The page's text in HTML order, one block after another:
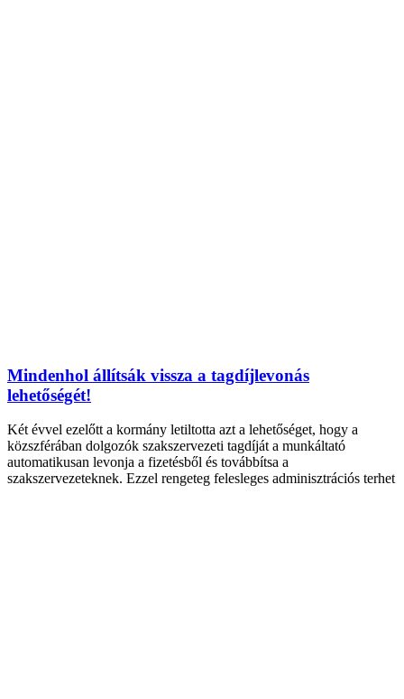
Mindenhol állítsák vissza a tagdíjlevonás
lehetőségét!
Két évvel ezelőtt a kormány letiltotta azt a lehetőséget, hogy a
közszférában dolgozók szakszervezeti tagdíját a munkáltató
automatikusan levonja a fizetésből és továbbítsa a
szakszervezeteknek. Ezzel rengeteg felesleges adminisztrációs terhet